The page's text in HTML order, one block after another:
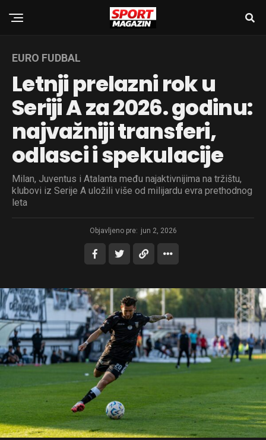
EURO FUDBAL
Letnji prelazni rok u
Seriji A za 2026. godinu:
najvažniji transferi,
odlasci i spekulacije
Milan, Juventus i Atalanta među najaktivnijima na tržištu,
klubovi iz Serije A uložili više od milijardu evra prethodnog
leta
Objavljeno pre: jun 2, 2026